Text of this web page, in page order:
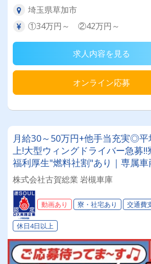
埼玉県草加市
①34万円～ ②42万円～
求人内容を見る
オンライン応募
月給30～50万円+他手当充実◎平
上!大型ウィングドライバー急募
福利厚生"燃料社割"あり｜専属車
く安定して働ける環境づくりに努
株式会社古賀総業 岩槻車庫
動画あり 寮・社宅あり 交通費
休日4日以上